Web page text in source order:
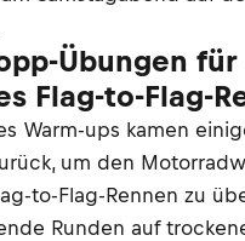
Übungen für
Flag-to-Flag-
Warm-ups kamen
um den
to-Flag-Rennen zu
Runden auf